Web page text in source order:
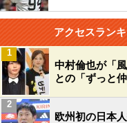
アクセスラン
中村倫也が「
との「ずっと
1
欧州初の日本
2